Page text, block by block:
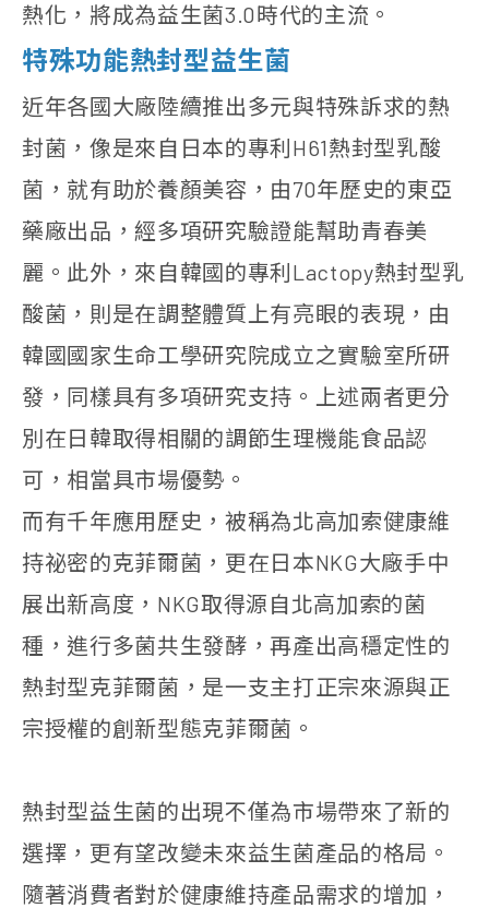
熱化，將成為益生菌3.0時代的主流。
特殊功能熱封型益生菌
近年各國大廠陸續推出多元與特殊訴求的熱
封菌，像是來自日本的專利H61熱封型乳酸
菌，就有助於養顏美容，由70年歷史的東亞
藥廠出品，經多項研究驗證能幫助青春美
麗。此外，來自韓國的專利Lactopy熱封型乳
酸菌，則是在調整體質上有亮眼的表現，由
韓國國家生命工學研究院成立之實驗室所研
發，同樣具有多項研究支持。上述兩者更分
別在日韓取得相關的調節生理機能食品認
可，相當具市場優勢。
而有千年應用歷史，被稱為北高加索健康維
持祕密的克菲爾菌，更在日本NKG大廠手中
展出新高度，NKG取得源自北高加索的菌
種，進行多菌共生發酵，再產出高穩定性的
熱封型克菲爾菌，是一支主打正宗來源與正
宗授權的創新型態克菲爾菌。
熱封型益生菌的出現不僅為市場帶來了新的
選擇，更有望改變未來益生菌產品的格局。
隨著消費者對於健康維持產品需求的增加，